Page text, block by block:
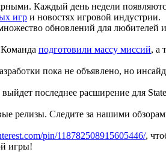
Каждый день недели
игр и новостях игровой индустрии.
обновлений для
Команда подготовили массу миссий, а
пока не объявлено, но
последнее расширение для
релизы. Следите за нашими
pin/118782508915605446/,
игры!